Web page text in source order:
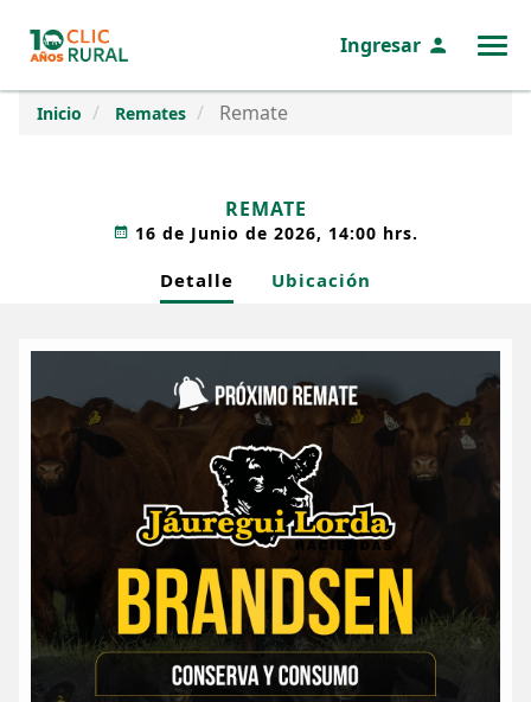
Ingresar
Inicio Remates Remate
REMATE
16 de Junio de 2026, 14:00 hrs.
Detalle Ubicación